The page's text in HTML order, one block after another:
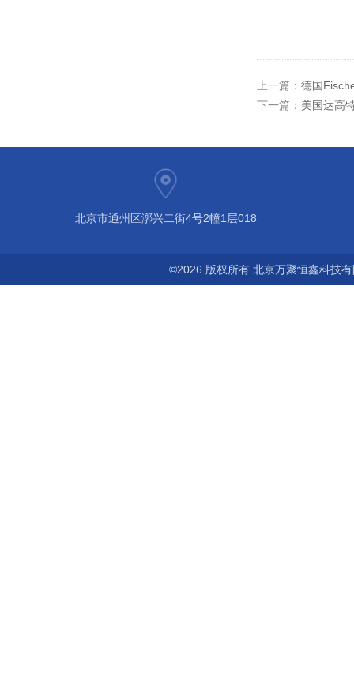
上一篇： 德国
下一篇： 美国达高
北京市通州区漷兴二街4号2幢1层018
©2026 版权所有 北京万聚恒鑫科技